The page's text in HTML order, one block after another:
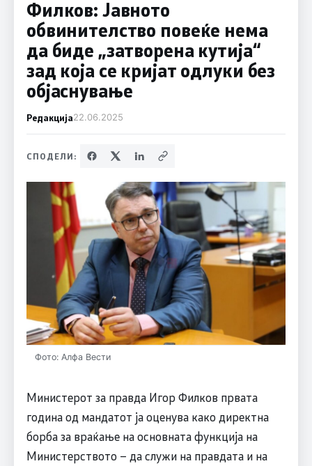
Филков: Јавното
обвинителство повеќе нема
да биде „затворена кутија“
зад која се кријат одлуки без
објаснување
Редакција22.06.2025
СПОДЕЛИ:
Фото: Алфа Вести
Министерот за правда Игор Филков првата
година од мандатот ја оценува како директна
борба за враќање на основната функција на
Министерството – да служи на правдата и на